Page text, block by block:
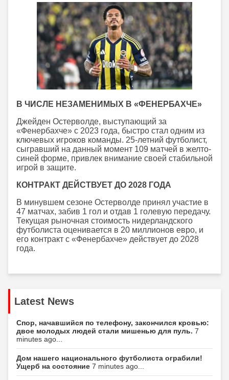
В ЧИСЛЕ НЕЗАМЕНИМЫХ В «ФЕНЕРБАХЧЕ»
Джейден Остерволде, выступающий за
«Фенербахче» с 2023 года, быстро стал одним из
ключевых игроков команды. 25-летний футболист,
сыгравший на данный момент 109 матчей в желто-
синей форме, привлек внимание своей стабильной
игрой в защите.
КОНТРАКТ ДЕЙСТВУЕТ ДО 2028 ГОДА
В минувшем сезоне Остерволде принял участие в
47 матчах, забив 1 гол и отдав 1 голевую передачу.
Текущая рыночная стоимость нидерландского
футболиста оценивается в 20 миллионов евро, и
его контракт с «Фенербахче» действует до 2028
года.
Latest News
Спор, начавшийся по телефону, закончился кровью:
двое молодых людей стали мишенью для пуль. 7
minutes ago...
Дом нашего национального футболиста ограбили!
Ущерб на состояние 7 minutes ago...